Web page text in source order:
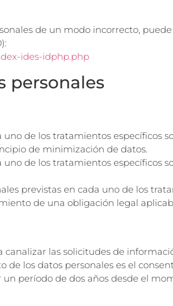
de un modo incorrecto,
ides-idphp.php
personales
uno de los tratamientos específicos
de minimización de datos.
uno de los tratamientos
previstas en cada uno de los
de una obligación legal
canalizar las solicitudes de
los datos personales es el
un período de dos años desde el